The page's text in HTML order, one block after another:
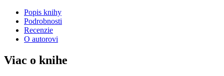
Popis knihy
Podrobnosti
Recenzie
O autorovi
Viac o knihe